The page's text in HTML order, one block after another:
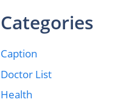
Categories
Caption
Doctor List
Health